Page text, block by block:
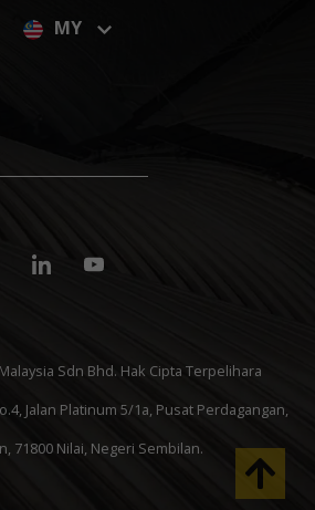
MY
Sdn Bhd. Hak Cipta Terpelihara
Jalan Platinum 5/1a, Pusat Perdagangan,
71800 Nilai, Negeri Sembilan.